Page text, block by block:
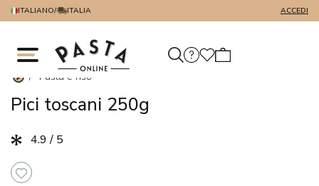
ITALIANO/ ITALIA ACCEDI
/ Pasta e riso
Pici toscani 250g
4.9 / 5